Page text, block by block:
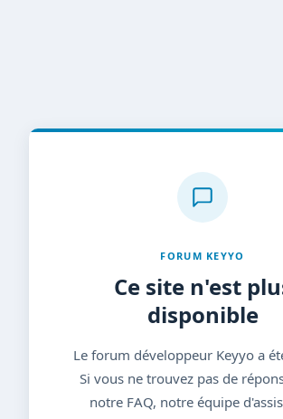
FORUM KEYYO
Ce site n'est
disponible
Le forum développeur Keyyo a
Si vous ne trouvez pas de
notre FAQ, notre équipe